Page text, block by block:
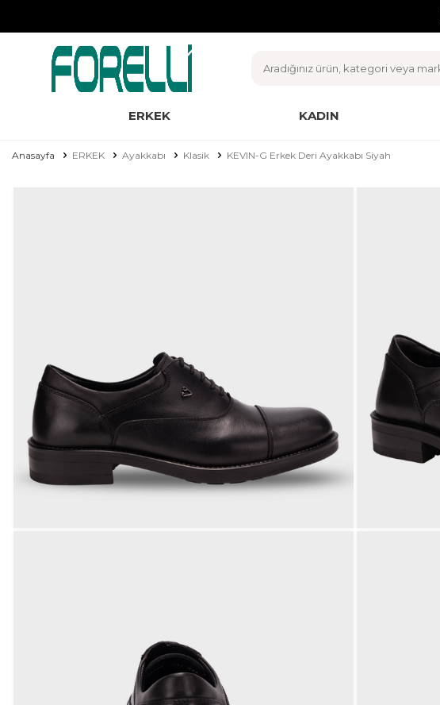
ERKEK KADIN
Anasayfa ERKEK Ayakkabı Klasik KEVIN-G Erkek Deri Ayakkabı Siyah